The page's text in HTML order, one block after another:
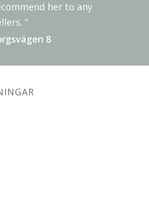
her to any
”
8